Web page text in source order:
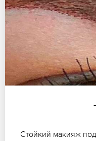
Стойкий макияж